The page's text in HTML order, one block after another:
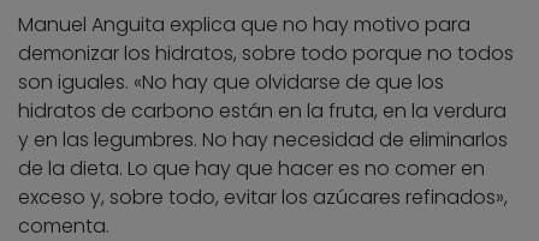
Manuel Anguita explica que no hay motivo para
demonizar los hidratos, sobre todo porque no todos
son iguales. «No hay que olvidarse de que los
hidratos de carbono están en la fruta, en la verdura
y en las legumbres. No hay necesidad de eliminarlos
de la dieta. Lo que hay que hacer es no comer en
exceso y, sobre todo, evitar los azúcares refinados»,
comenta.